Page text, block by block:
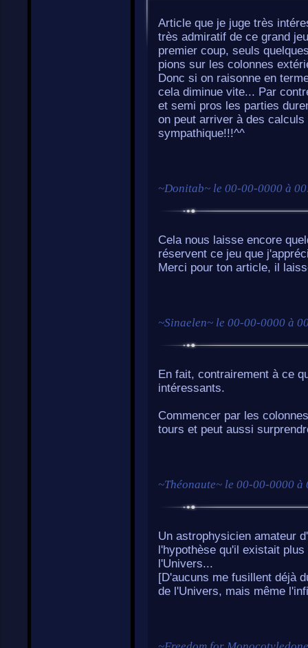
Article que je juge très
très admiratif de ce grand
premier coup, seuls
pions sur les colonnes
Donc si on raisonne en
cela diminue vite... Par
et semi pros les parties
on peut arriver à des
sympathique!!!^^
~Donitab~ le 00-00-0000 à
Cela nous laisse encore
réservent ce jeu que
Merci pour ton article, il
~Sinaelen~ le 00-00-0000 à
En fait, contrairement à ce
intéressants.
Commencer par les
tours et peut aussi
~Théonaute~ le 00-00-0000 à
Un astrophysicien amateur
l'hypothèse qu'il existait
l'Univers...
[D'aucuns me fusillent déjà
de l'Univers, mais même